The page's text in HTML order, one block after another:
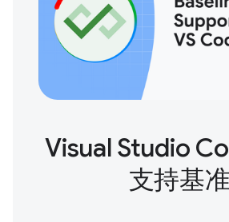
Visual Studio
支持基准